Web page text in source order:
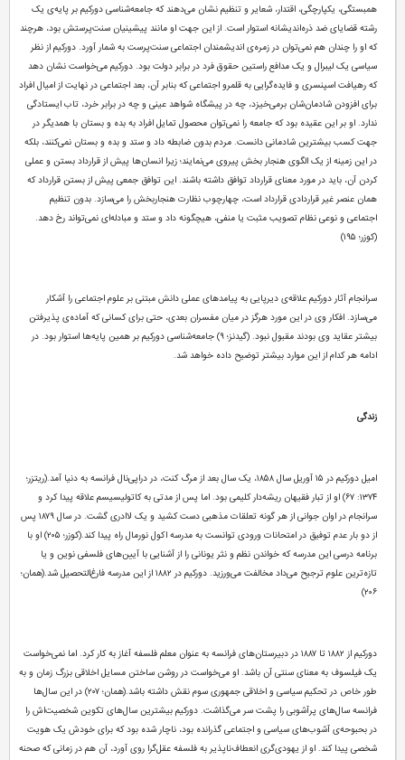
همبستگی، یکپارچگی، اقتدار، شعایر و تنظیم نشان می‌دهند که جامعه‌شناسی دورکیم بر پایه‌ی یک
رشته قضایای ضد ذره‌اندیشانه استوار است. از این جهت او مانند پیشینیان سنت‌پرستش بود، هرچند
که او را چندان هم نمی‌توان در زمره‌ی اندیشمندان اجتماعی سنت‌پرست به شمار آورد. دورکیم از نظر
سیاسی یک لیبرال و یک مدافع راستین حقوق فرد در برابر دولت بود. دورکیم می‌خواست نشان دهد
که رهیافت اسپنسری و فایده‌گرایی به قلمرو اجتماعی که بنابر آن، بعد اجتماعی در نهایت از امیال افراد
برای افزودن شادمان‌شان برمی‌خیزد، چه در پیشگاه شواهد عینی و چه در برابر خرد، تاب ایستادگی
ندارد. او بر این عقیده بود که جامعه را نمی‌توان محصول تمایل افراد به بده و بستان با همدیگر در
جهت کسب بیشترین شادمانی دانست. مردم بدون ضابطه داد و ستد و بده و بستان نمی‌کنند، بلکه
در این زمینه از یک الگوی هنجار بخش پیروی می‌نمایند؛ زیرا انسان‌ها پیش از قرارداد بستن و عملی
کردن آن، باید در مورد معنای قرارداد توافق داشته باشند. این توافق جمعی پیش از بستن قرارداد که
همان عنصر غیر قراردادی قرارداد است، چهارچوب نظارت هنجاربخش را می‌سازد. بدون تنظیم
اجتماعی و نوعی نظام تصویب مثبت یا منفی، هیچگونه داد و ستد و مبادله‌ای نمی‌تواند رخ دهد.
(کوزر؛ ۱۹۵)
سرانجام آثار دورکیم علاقه‌ی دیرپایی به پیامدهای عملی دانش مبتنی بر علوم اجتماعی را آشکار
می‌سازد. افکار وی در این مورد هرگز در میان مفسران بعدی، حتی برای کسانی که آماده‌ی پذیرفتن
بیشتر عقاید وی بودند مقبول نبود. (گیدنز؛ ۹) جامعه‌شناسی دورکیم بر همین پایه‌ها استوار بود. در
ادامه هر کدام از این موارد بیشتر توضیح داده خواهد شد.
زندگی
امیل دورکیم در ۱۵ آوریل سال ۱۸۵۸، یک سال بعد از مرگ کنت، در دراپی‌نال فرانسه به دنیا آمد.(ریتزر؛
۱۳۷۴: ۶۷) او از تبار فقیهان ریشه‌دار کلیمی بود. اما پس از مدتی به کاتولیسیسم علاقه پیدا کرد و
سرانجام در اوان جوانی از هر گونه تعلقات مذهبی دست کشید و یک لاادری گشت. در سال ۱۸۷۹ پس
از دو بار عدم توفیق در امتحانات ورودی توانست به مدرسه اکول نورمال راه پیدا کند.(کوزر؛ ۲۰۵) او با
برنامه درسی این مدرسه که خواندن نظم و نثر یونانی را از آشنایی با آیین‌های فلسفی نوین و یا
تازه‌ترین علوم ترجیح می‌داد مخالفت می‌ورزید. دورکیم در ۱۸۸۲ از این مدرسه فارغ‌التحصیل شد.(همان؛
دورکیم از ۱۸۸۲ تا ۱۸۸۷ در دبیرستان‌های فرانسه به عنوان معلم فلسفه آغاز به کار کرد. اما نمی‌خواست
یک فیلسوف به معنای سنتی آن باشد. او می‌خواست در روشن ساختن مسایل اخلاقی بزرگ زمان و به
طور خاص در تحکیم سیاسی و اخلاقی جمهوری سوم نقش داشته باشد.(همان؛ ۲۰۷) در این سال‌ها
فرانسه سال‌های پرآشوبی را پشت سر می‌گذاشت. دورکیم بیشترین سال‌های تکوین شخصیت‌اش را
در بحبوحه‌ی آشوب‌های سیاسی و اجتماعی گذرانده بود، ناچار شده بود که برای خودش یک هویت
شخصی پیدا کند. او از یهودی‌گری انعطاف‌ناپذیر به فلسفه عقل‌گرا روی آورد، آن هم در زمانی که صحنه